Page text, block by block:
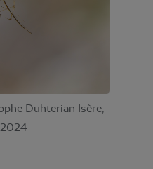
Duhterian Isère,